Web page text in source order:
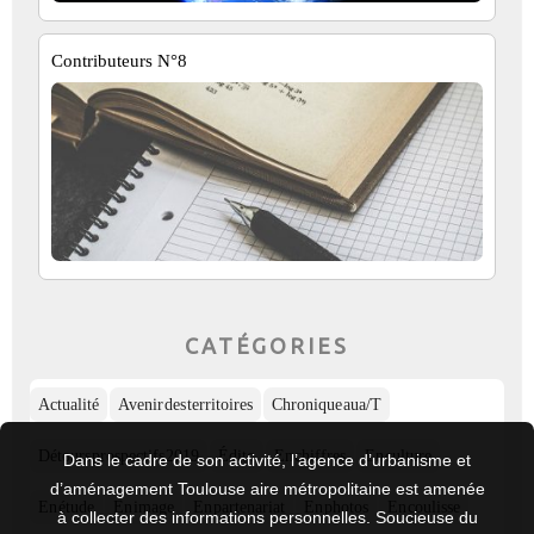
Contributeurs N°8
CATÉGORIES
Actualité Avenir des territoires Chronique aua/T
Détours prospectifs 2019 Édito En chiffres En culture
En étude En image En partenariat En photos En coulisse
Dans le cadre de son activité, l’agence d’urbanisme et
d’aménagement Toulouse aire métropolitaine est amenée
à collecter des informations personnelles. Soucieuse du